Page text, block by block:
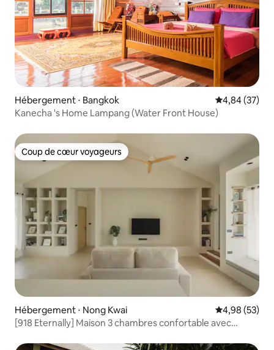
Hébergement ⋅ Bangkok Évaluation
4,84 (37)
Kanecha 's Home Lampang (Water Front House)
Coup de cœur voyageurs
Coup de cœur voyageurs
Hébergement ⋅ Nong Kwai Évaluation
4,98 (53)
[918 Eternally] Maison 3 chambres confortable avec